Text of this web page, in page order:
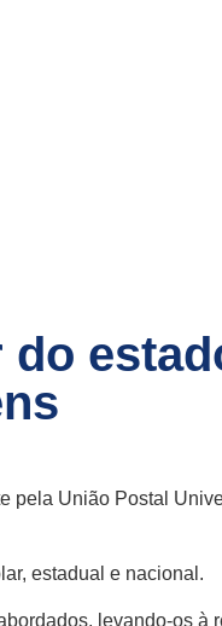
do
União Postal
estadual e nacional.
levando-os à